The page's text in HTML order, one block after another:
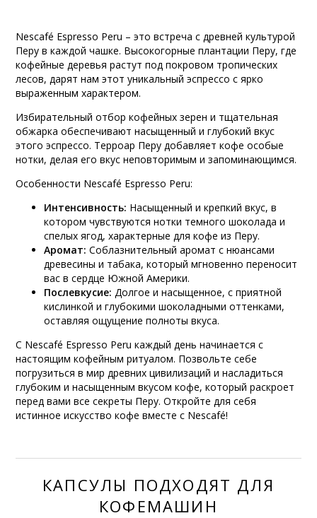
Nescafé Espresso Peru – это встреча с древней культурой
Перу в каждой чашке. Высокогорные плантации Перу, где
кофейные деревья растут под покровом тропических
лесов, дарят нам этот уникальный эспрессо с ярко
выраженным характером.
Избирательный отбор кофейных зерен и тщательная
обжарка обеспечивают насыщенный и глубокий вкус
этого эспрессо. Терроар Перу добавляет кофе особые
нотки, делая его вкус неповторимым и запоминающимся.
Особенности Nescafé Espresso Peru:
Интенсивность: Насыщенный и крепкий вкус, в
котором чувствуются нотки темного шоколада и
спелых ягод, характерные для кофе из Перу.
Аромат: Соблазнительный аромат с нюансами
древесины и табака, который мгновенно переносит
вас в сердце Южной Америки.
Послевкусие: Долгое и насыщенное, с приятной
кислинкой и глубокими шоколадными оттенками,
оставляя ощущение полноты вкуса.
С Nescafé Espresso Peru каждый день начинается с
настоящим кофейным ритуалом. Позвольте себе
погрузиться в мир древних цивилизаций и насладиться
глубоким и насыщенным вкусом кофе, который раскроет
перед вами все секреты Перу. Откройте для себя
истинное искусство кофе вместе с Nescafé!
КАПСУЛЫ ПОДХОДЯТ ДЛЯ
КОФЕМАШИН